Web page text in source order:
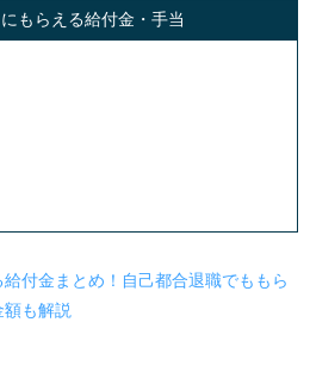
もらえる給付金・手当
付金まとめ！自己都合退職でももら
も解説